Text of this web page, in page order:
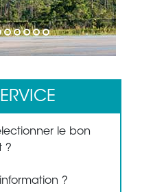
9 10111213
le bon
?
?